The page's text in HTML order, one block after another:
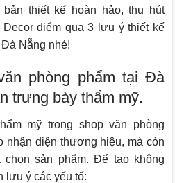
thiết kế hoàn hảo, thu hút
Decorđiểm qua 3 lưu ý thiết kế
Nẵng nhé!
phòng phẩm tại Đà
trưng bày thẩm mỹ.
mỹ trong shop văn phòng
nhận diện thương hiệu, mà còn
sản phẩm. Để tạo không
lưu ý các yếu tố: